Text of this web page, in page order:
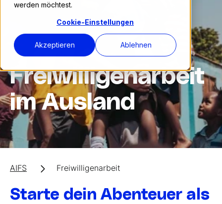
werden möchtest.
Cookie-Einstellungen
Akzeptieren Ablehnen
Freiwilligenarbeit
im Ausland
AIFS Freiwilligenarbeit
Starte dein Abenteuer als